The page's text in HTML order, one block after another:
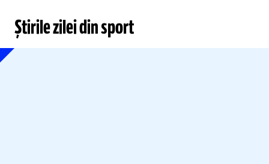
Știrile zilei din sport